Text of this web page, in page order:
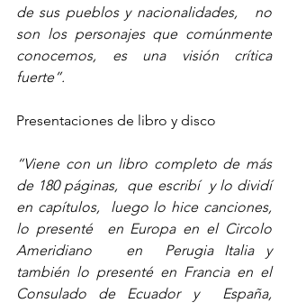
de sus pueblos y nacionalidades,   no
son los personajes que comúnmente
conocemos, es una visión crítica
fuerte”.
Presentaciones de libro y disco
“Viene con un libro completo de más
de 180 páginas,  que escribí  y lo dividí
en capítulos,  luego lo hice canciones,
lo presenté  en Europa en el Circolo
Ameridiano   en  Perugia Italia y
también lo presenté en Francia en el
Consulado de Ecuador y  España,